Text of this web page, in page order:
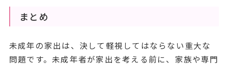
まとめ
未成年の家出は、決して軽視してはならない重大な
問題です。未成年者が家出を考える前に、家族や専門